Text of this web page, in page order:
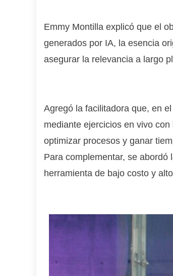
Emmy Montilla explicó que el
generados por IA, la esencia
asegurar la relevancia a largo
Agregó la facilitadora que, en
mediante ejercicios en vivo
optimizar procesos y ganar
Para complementar, se
herramienta de bajo costo y